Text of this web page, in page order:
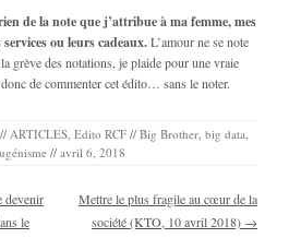
de la note que j’attribue à ma femme, mes
ou leurs cadeaux.L’amour ne se note
grève des notations, je plaide pour une vraie
de commenter cet édito… sans le noter.
// ARTICLES, Edito RCF // Big Brother, big data
// avril 6, 2018
devenir
le
Mettre le plus fragile au cœur de la
société (KTO, 10 avril 2018) →